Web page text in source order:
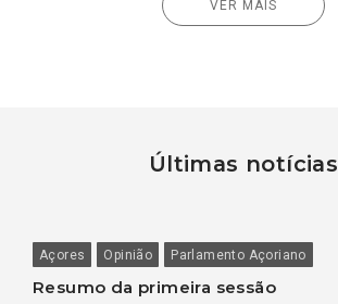
VER MAIS
Últimas notícias
Açores Opinião Parlamento Açoriano
Resumo da primeira sessão